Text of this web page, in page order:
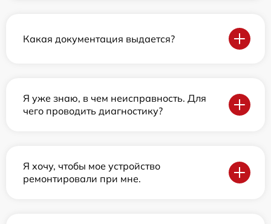
Какая документация выдается?
Я уже знаю, в чем неисправность. Для
чего проводить диагностику?
Я хочу, чтобы мое устройство
ремонтировали при мне.